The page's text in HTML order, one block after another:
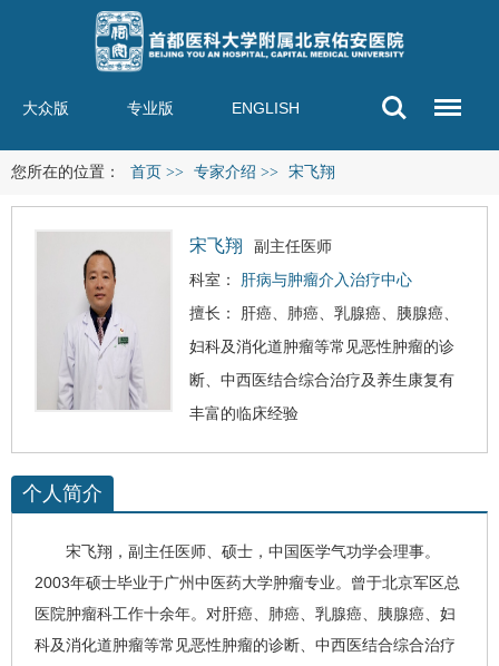
大众版 专业版 ENGLISH
您所在的位置： 首页 >> 专家介绍 >> 宋飞翔
宋飞翔
副主任医师
科室：
肝病与肿瘤介入治疗中心
擅长：
肝癌 、肺癌、乳腺癌、胰腺癌、
妇科及消化道肿瘤等常见恶性肿瘤的诊
断、中西医结合综合治疗及养生康复有
丰富的临床经验
个人简介
宋飞翔 ， 副主任医师、 硕士，中国医学气功学会理事。
2003年硕士毕业于广州中医药大学肿瘤专业。曾于北京军区总
医院肿瘤科工作十余年。对肝癌 、肺癌、乳腺癌、胰腺癌、妇
科及消化道肿瘤等常见恶性肿瘤的诊断、中西医结合综合治疗